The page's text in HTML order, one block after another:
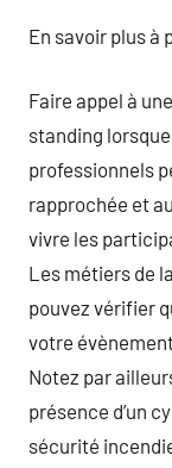
En savoir plus à
Faire appel à
standing
professionnels
rapprochée et
vivre les
Les métiers de
pouvez vérifier
votre
Notez par
présence d’un
sécurité